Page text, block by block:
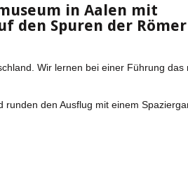
in Aalen mit
den Spuren der Römer
Wir lernen bei einer Führung das
den Ausflug mit einem